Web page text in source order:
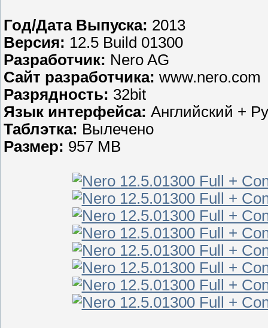
Год/Дата Выпуска: 2013
Версия: 12.5 Build 01300
Разработчик: Nero AG
Сайт разработчика: www.nero.com
Разрядность: 32bit
Язык интерфейса: Английский +
Таблэтка: Вылечено
Размер: 957 MB